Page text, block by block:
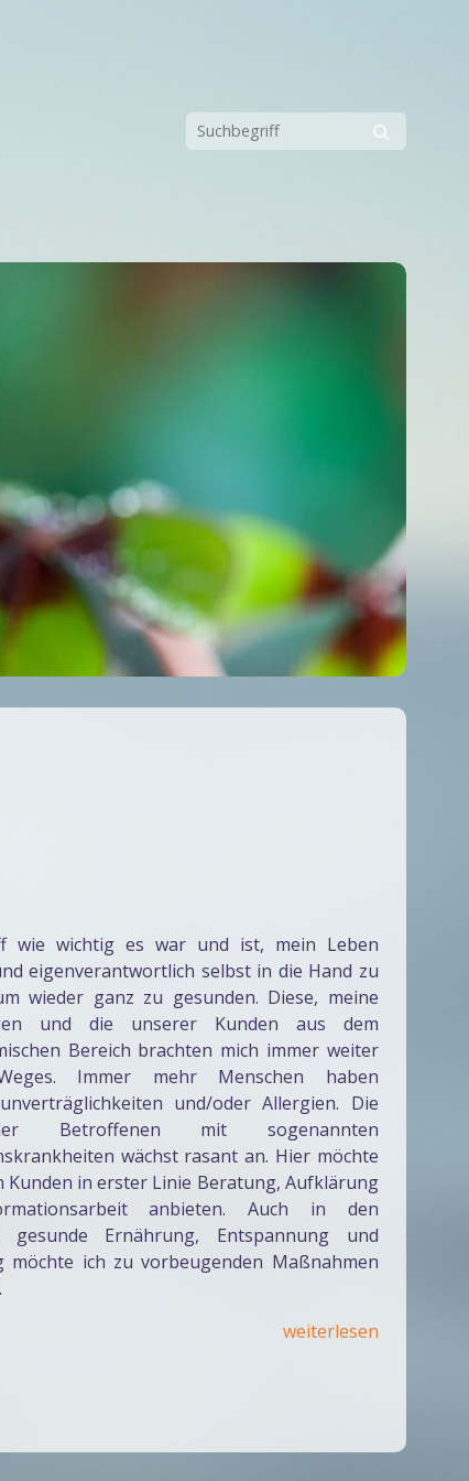
wie wichtig es war und ist, mein Leben
eigenverantwortlich selbst in die Hand zu
wieder ganz zu gesunden. Diese, meine
und die unserer Kunden aus dem
Bereich brachten mich immer weiter
Immer mehr Menschen haben
und/oder Allergien. Die
Betroffenen mit sogenannten
wächst rasant an. Hier möchte
Kunden in erster Linie Beratung, Aufklärung
anbieten. Auch in den
gesunde Ernährung, Entspannung und
möchte ich zu vorbeugenden Maßnahmen
weiterlesen